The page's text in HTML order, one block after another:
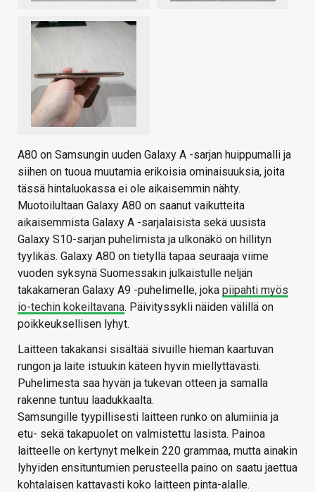
A80 on Samsungin uuden Galaxy A -sarjan huippumalli ja
siihen on tuoua muutamia erikoisia ominaisuuksia, joita
tässä hintaluokassa ei ole aikaisemmin nähty.
Muotoilultaan Galaxy A80 on saanut vaikutteita
aikaisemmista Galaxy A -sarjalaisista sekä uusista
Galaxy S10-sarjan puhelimista ja ulkonäkö on hillityn
tyylikäs. Galaxy A80 on tietyllä tapaa seuraaja viime
vuoden syksynä Suomessakin julkaistulle neljän
takakameran Galaxy A9 -puhelimelle, joka piipahti myös
io-techin kokeiltavana. Päivityssykli näiden välillä on
poikkeuksellisen lyhyt.
Laitteen takakansi sisältää sivuille hieman kaartuvan
rungon ja laite istuukin käteen hyvin miellyttävästi.
Puhelimesta saa hyvän ja tukevan otteen ja samalla
rakenne tuntuu laadukkaalta.
Samsungille tyypillisesti laitteen runko on alumiinia ja
etu- sekä takapuolet on valmistettu lasista. Painoa
laitteelle on kertynyt melkein 220 grammaa, mutta ainakin
lyhyiden ensituntumien perusteella paino on saatu jaettua
kohtalaisen kattavasti koko laitteen pinta-alalle.